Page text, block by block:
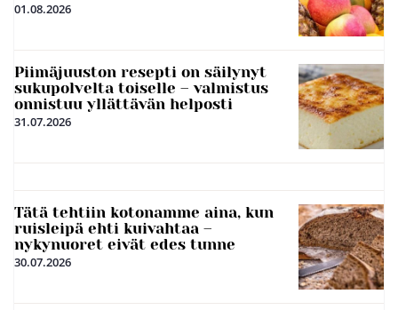
01.08.2026
Piimäjuuston resepti on säilynyt
sukupolvelta toiselle – valmistus
onnistuu yllättävän helposti
31.07.2026
Tätä tehtiin kotonamme aina, kun
ruisleipä ehti kuivahtaa –
nykynuoret eivät edes tunne
30.07.2026